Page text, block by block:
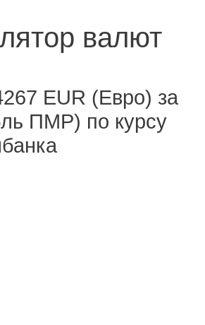
валют
EUR (Евро) за
ПМР) по курсу